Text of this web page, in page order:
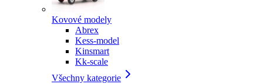
Kovové modely
Abrex
Kess-model
Kinsmart
Kk-scale
Všechny kategorie